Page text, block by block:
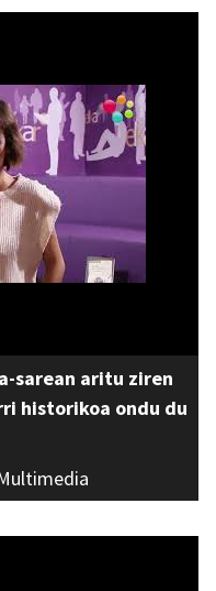
sarean aritu ziren
historikoa ondu du